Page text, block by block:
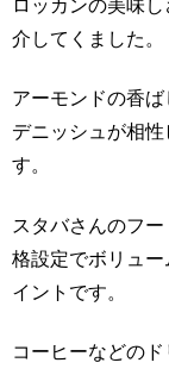
ロッカンの美味し
介してくました。
アーモンドの香
デニッシュが相
す。
スタバさんのフ
格設定でボリュ
イントです。
コーヒーなどの